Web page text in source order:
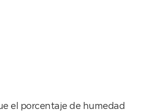
el porcentaje de humedad